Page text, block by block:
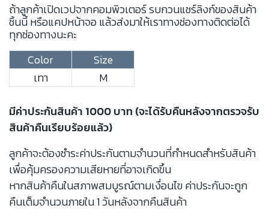
ถ้าลูกค้าเปิดเวปจากคอมพิวเตอร์ รบกวนแชร์ลิงก์ของสินค้า
ชิ้นนี้ หรือแคปหน้าจอ แล้วส่งมาให้เราทางช่องทางติดต่อได้
ทุกช่องทางนะคะ
Color
Size
เทา
M
มีค่าประกันสินค้า 1000 บาท (จะได้รับคืนหลังจากตรวจรับ
สินค้าคืนเรียบร้อยแล้ว)
ลูกค้าจะต้องชำระค่าประกันตามจำนวนที่กำหนดสำหรับสินค้า
เพื่อคุ้มครองความเสียหายที่อาจเกิดขึ้น
หากสินค้าคืนในสภาพสมบูรณ์ตามเงื่อนไข ค่าประกันจะถูก
คืนเต็มจำนวนภายใน 1 วันหลังจากคืนสินค้า